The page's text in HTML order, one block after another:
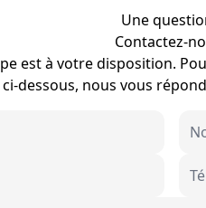
Une
Contactez-
est à votre disposition.
dessous, nous vous